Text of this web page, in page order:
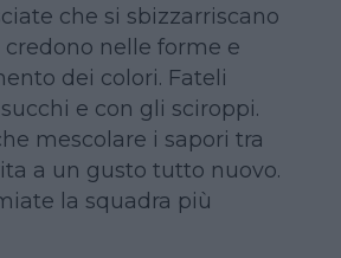
che si sbizzarriscano
nelle forme e
dei colori. Fateli
e con gli sciroppi.
mescolare i sapori tra
a un gusto tutto nuovo.
la squadra più